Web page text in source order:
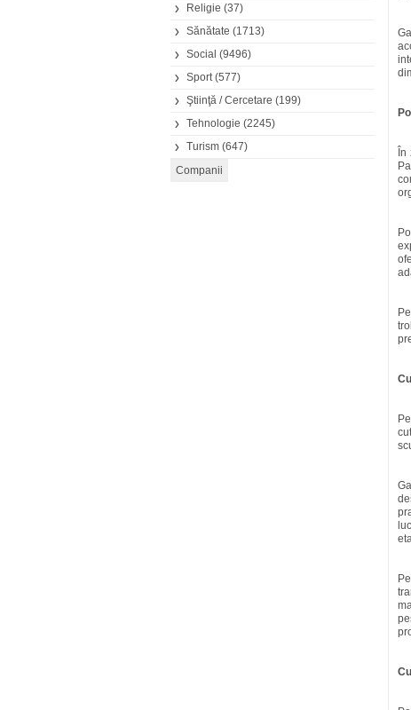
Religie (37)
Sănătate (1713)
Social (9496)
Sport(577)
Ştiinţă / Cercetare (199)
Tehnologie (2245)
Turism (647)